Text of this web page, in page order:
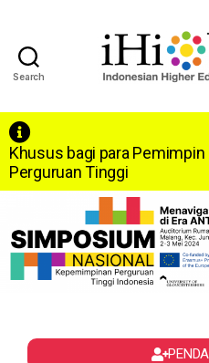
Search
Khusus bagi para
Perguruan Tinggi